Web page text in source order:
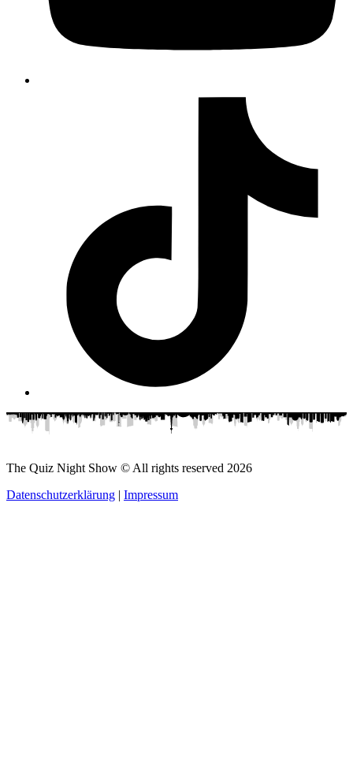
The Quiz Night Show © All rights reserved 2026
Datenschutzerklärung | Impressum